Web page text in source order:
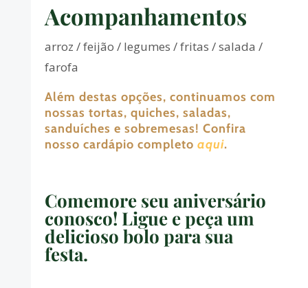
Acompanhamentos
arroz / feijão / legumes / fritas / salada /
farofa
Além destas opções, continuamos com
nossas tortas, quiches, saladas,
sanduíches e sobremesas! Confira
nosso cardápio completo aqui.
Comemore seu aniversário
conosco! Ligue e peça um
delicioso bolo para sua
festa.